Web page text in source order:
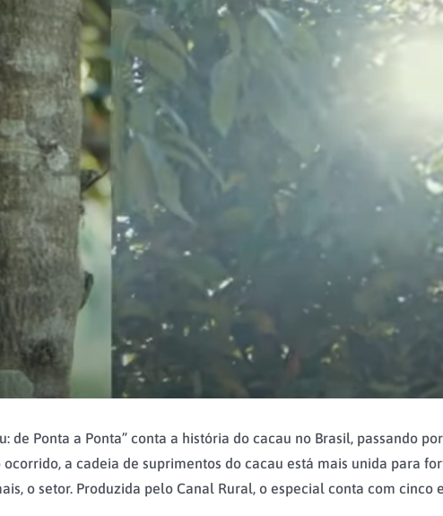
de Ponta a Ponta” conta a história do cacau no Brasil, passando
ocorrido, a cadeia de suprimentos do cacau está mais unida para
o setor. Produzida pelo Canal Rural, o especial conta com cinco